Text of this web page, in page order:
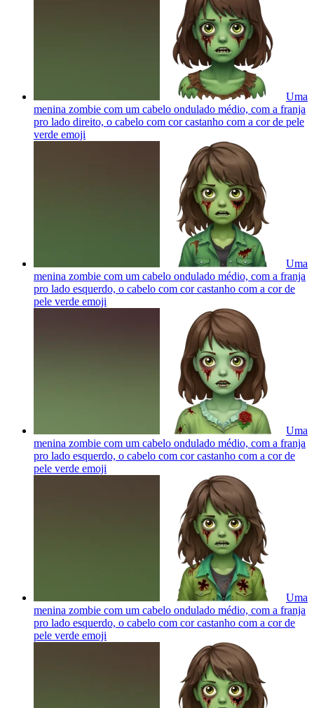
Uma
menina zombie com um cabelo ondulado médio, com a franja
pro lado direito, o cabelo com cor castanho com a cor de pele
verde emoji
Uma
menina zombie com um cabelo ondulado médio, com a franja
pro lado esquerdo, o cabelo com cor castanho com a cor de
pele verde emoji
Uma
menina zombie com um cabelo ondulado médio, com a franja
pro lado esquerdo, o cabelo com cor castanho com a cor de
pele verde emoji
Uma
menina zombie com um cabelo ondulado médio, com a franja
pro lado esquerdo, o cabelo com cor castanho com a cor de
pele verde emoji